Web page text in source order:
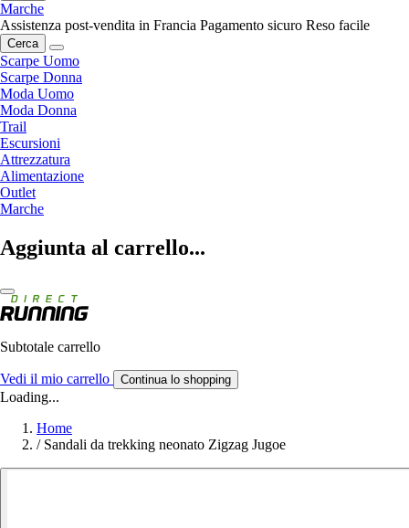
Marche
Assistenza post-vendita in Francia Pagamento sicuro Reso facile
Cerca
Scarpe Uomo
Scarpe Donna
Moda Uomo
Moda Donna
Trail
Escursioni
Attrezzatura
Alimentazione
Outlet
Marche
Aggiunta al carrello...
Subtotale carrello
Vedi il mio carrello Continua lo shopping
Loading...
Home
/ Sandali da trekking neonato Zigzag Jugoe